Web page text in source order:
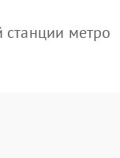
метро